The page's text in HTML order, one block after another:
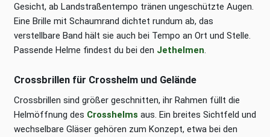
Gesicht, ab Landstraßentempo tränen ungeschützte Augen.
Eine Brille mit Schaumrand dichtet rundum ab, das
verstellbare Band hält sie auch bei Tempo an Ort und Stelle.
Passende Helme findest du bei den Jethelmen
Crossbrillen für Crosshelm und Gelände
Crossbrillen sind größer geschnitten, ihr Rahmen füllt die
Helmöffnung des Crosshelms aus. Ein breites Sichtfeld und
wechselbare Gläser gehören zum Konzept, etwa bei den